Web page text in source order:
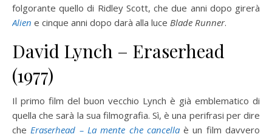
folgorante quello di Ridley Scott, che due anni dopo girerà
Alien e cinque anni dopo darà alla luce Blade Runner.
David Lynch – Eraserhead
(1977)
Il primo film del buon vecchio Lynch è già emblematico di
quella che sarà la sua filmografia. Sì, è una perifrasi per dire
che Eraserhead – La mente che cancellaè un film davvero